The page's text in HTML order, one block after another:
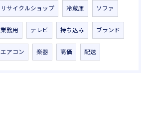
リサイクルショップ 冷蔵庫 ソファ
業務用 テレビ 持ち込み ブランド
エアコン 楽器 高価 配送